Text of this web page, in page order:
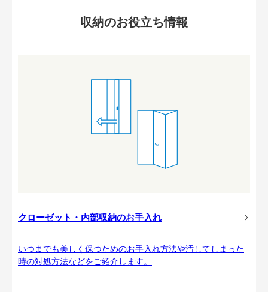
収納のお役立ち情報
クローゼット・内部収納のお手入れ
いつまでも美しく保つためのお手入れ方法や汚してしまった
時の対処方法などをご紹介します。